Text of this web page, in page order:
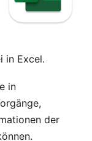
in Excel.
in
der